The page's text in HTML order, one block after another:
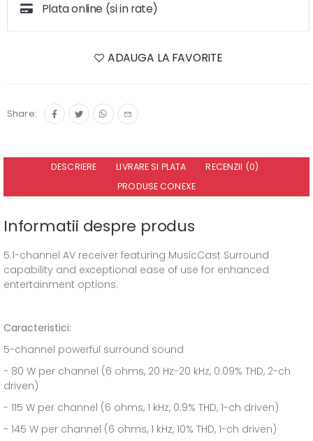
Plata online (si in rate)
ADAUGA LA FAVORITE
Share:
DESCRIERE LIVRARE SI PLATA
RECENZII (0)
PRODUSE CONEXE
Informatii despre produs
5.1-channel AV receiver featuring MusicCast Surround
capability and exceptional ease of use for enhanced
entertainment options.
Caracteristici:
5-channel powerful surround sound
- 80 W per channel (6 ohms, 20 Hz-20 kHz, 0.09% THD, 2-ch
driven)
- 115 W per channel (6 ohms, 1 kHz, 0.9% THD, 1-ch driven)
- 145 W per channel (6 ohms, 1 kHz, 10% THD, 1-ch driven)